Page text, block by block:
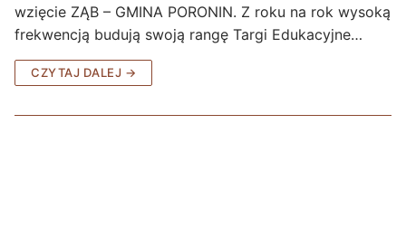
wzięcie ZĄB – GMINA PORONIN. Z roku na rok wysoką
frekwencją budują swoją rangę Targi Edukacyjne…
CZYTAJ DALEJ →